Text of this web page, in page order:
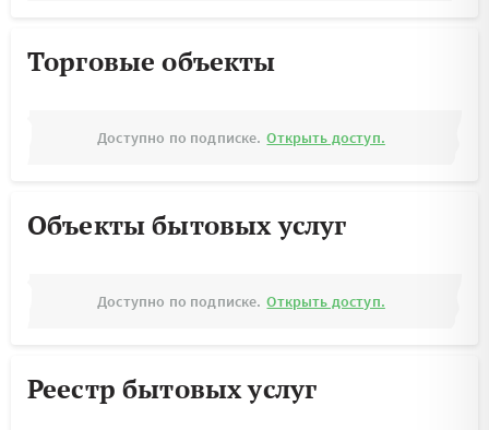
Торговые объекты
Доступно по подписке. Открыть доступ.
Объекты бытовых услуг
Доступно по подписке. Открыть доступ.
Реестр бытовых услуг